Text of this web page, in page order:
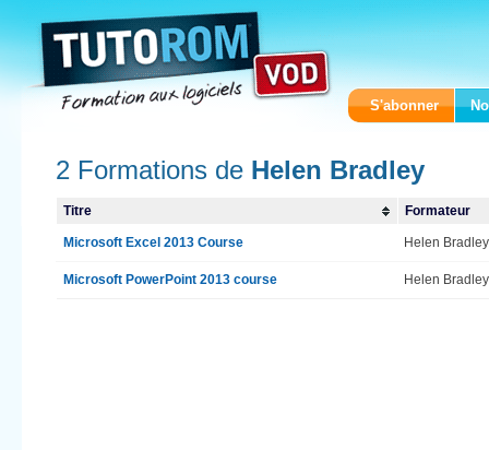
S'abonner
2 Formations de Helen Bradley
Titre Formateur
Microsoft Excel 2013 Course Helen Bradley
Microsoft PowerPoint 2013 course Helen Bradley